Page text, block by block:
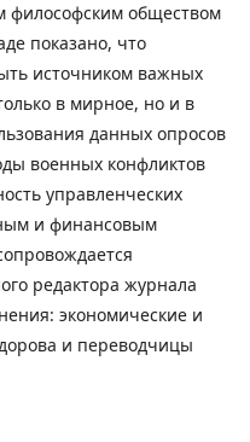
философским обществом
показано, что
источником важных
в мирное, но и в
данных опросов
военных конфликтов
управленческих
и финансовым
редактора журнала
экономические и
и переводчицы